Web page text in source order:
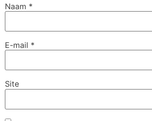
Naam *
E-mail *
Site